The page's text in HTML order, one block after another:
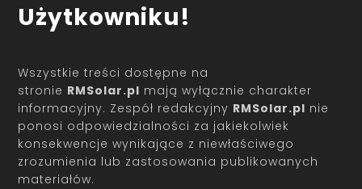
Użytkowniku!
Wszystkie treści dostępne na
stronie RMSolar.pl mają wyłącznie charakter
informacyjny. Zespół redakcyjny RMSolar.pl nie
ponosi odpowiedzialności za jakiekolwiek
konsekwencje wynikające z niewłaściwego
zrozumienia lub zastosowania publikowanych
materiałów.